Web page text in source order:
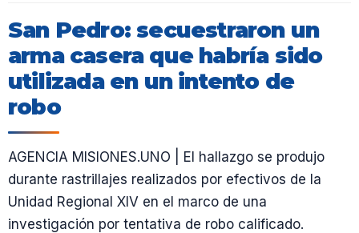
San Pedro: secuestraron un
arma casera que habría sido
utilizada en un intento de
robo
AGENCIA MISIONES.UNO | El hallazgo se produjo
durante rastrillajes realizados por efectivos de la
Unidad Regional XIV en el marco de una
investigación por tentativa de robo calificado.